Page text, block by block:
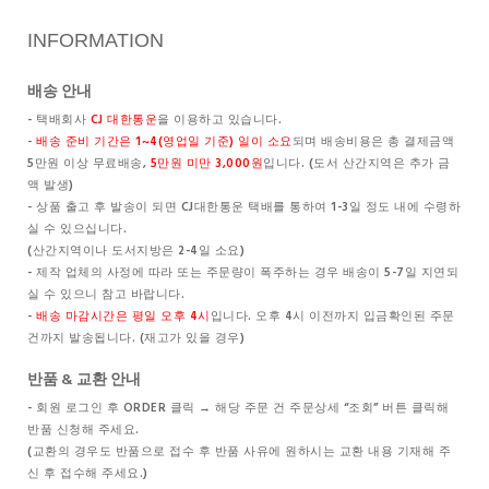
INFORMATION
배송 안내
- 택배회사 CJ 대한통운을 이용하고 있습니다.
- 배송 준비 기간은 1~4(영업일 기준) 일이 소요 되며 배송비용은 총 결제금액
5만원 이상 무료배송, 5만원 미만 3,000원입니다. (도서 산간지역은 추가 금
액 발생)
- 상품 출고 후 발송이 되면 CJ대한통운 택배를 통하여 1-3일 정도 내에 수령하
실 수 있으십니다.
(산간지역이나 도서지방은 2-4일 소요)
- 제작 업체의 사정에 따라 또는 주문량이 폭주하는 경우 배송이 5-7일 지연되
실 수 있으니 참고 바랍니다.
- 배송 마감시간은 평일 오후 4시 입니다. 오후 4시 이전까지 입금확인된 주문
건까지 발송됩니다. (재고가 있을 경우)
반품 & 교환 안내
- 회원 로그인 후 ORDER 클릭 → 해당 주문 건 주문상세 “조회” 버튼 클릭해
반품 신청해 주세요.
(교환의 경우도 반품으로 접수 후 반품 사유에 원하시는 교환 내용 기재해 주
신 후 접수해 주세요.)